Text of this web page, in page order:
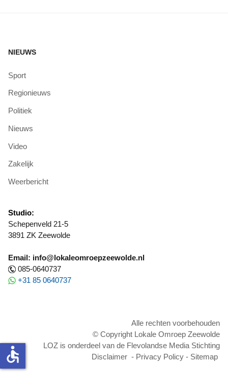
NIEUWS
Sport
Regionieuws
Politiek
Nieuws
Video
Zakelijk
Weerbericht
Studio:
Schepenveld 21-5
3891 ZK Zeewolde
Email: info@lokaleomroepzeewolde.nl
085-0640737
+31 85 0640737
Alle rechten voorbehouden
© Copyright Lokale Omroep Zeewolde
LOZ is onderdeel van de Flevolandse Media Stichting
Disclaimer - Privacy Policy - Sitemap
accessible